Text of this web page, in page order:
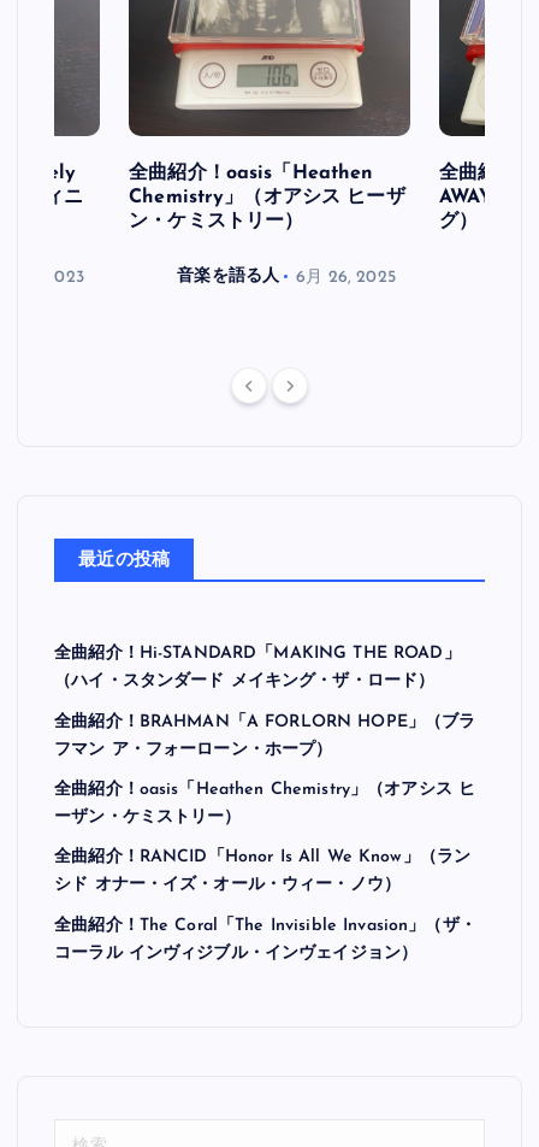
フィニ
30, 2023
全曲紹介！oasis「Heathen
Chemistry」（オアシス ヒーザ
ン・ケミストリー）
音楽を語る人 6月 26, 2025
全曲紹介
AWAY」
グ）
最近の投稿
全曲紹介！Hi-STANDARD「MAKING THE ROAD」
（ハイ・スタンダード メイキング・ザ・ロード）
全曲紹介！BRAHMAN「A FORLORN HOPE」（ブラ
フマン ア・フォーローン・ホープ）
全曲紹介！oasis「Heathen Chemistry」（オアシス ヒ
ーザン・ケミストリー）
全曲紹介！RANCID「Honor Is All We Know」（ラン
シド オナー・イズ・オール・ウィー・ノウ）
全曲紹介！The Coral「The Invisible Invasion」（ザ・
コーラル インヴィジブル・インヴェイジョン）